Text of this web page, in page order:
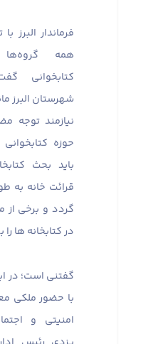
فرماندار البرز
همه
کتابخوانی
شهرستان البرز
نیازمند توجه
حوزه
باید بحث
قرائت خانه به
گردد و برخی از
در کتابخانه ها
گفتنی است؛ در
با حضور ملکی
امنیتی و